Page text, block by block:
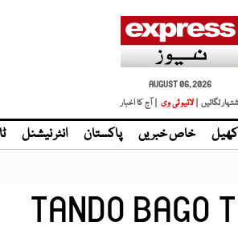
AUGUST 06, 2026
لگائیں | لائیو ٹی وی | آج کا اخبار
کھیل خاص خبریں پاکستان انٹر نیشنل
TANDO BAGO